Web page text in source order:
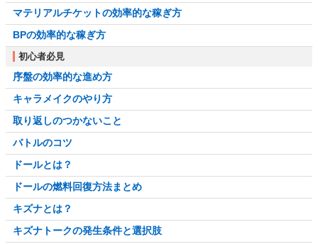
マテリアルチケットの効率的な稼ぎ方
BPの効率的な稼ぎ方
初心者必見
序盤の効率的な進め方
キャラメイクのやり方
取り返しのつかないこと
バトルのコツ
ドールとは？
ドールの燃料回復方法まとめ
キズナとは？
キズナトークの発生条件と選択肢